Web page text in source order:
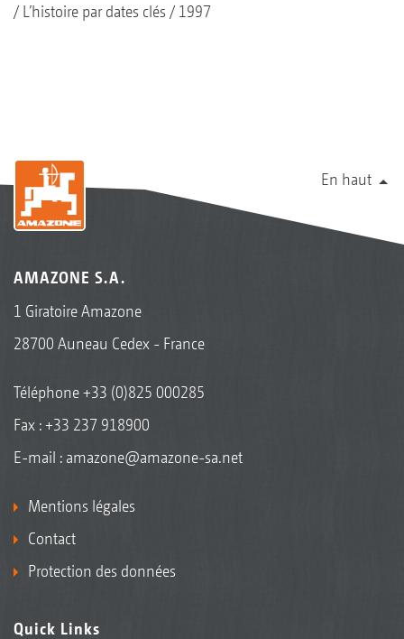
L’histoire par dates clés
1997
En haut
AMAZONE S.A.
1 Giratoire Amazone
28700 Auneau Cedex - France
Téléphone+33 (0)825 000285
Fax : +33 237 918900
E-mail : amazone@amazone-sa.net
Mentions légales
Contact
Protection des données
Quick Links